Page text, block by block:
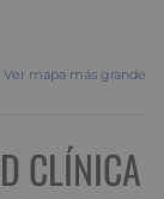
Ver mapa más grande
CLÍNICA